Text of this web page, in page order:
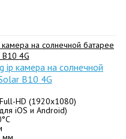
ip камера на солнечной
B10 4G
HD (1920x1080)
iOS и Android)